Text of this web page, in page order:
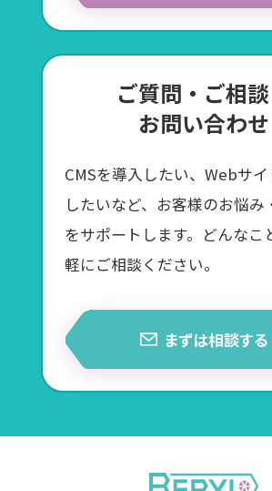
ご質問・ご相談
お問い合わせ
CMSを導入したい、Webサ
したいなど、お客様のお悩み
をサポートします。どんなこ
軽にご相談ください。
まずは相談する